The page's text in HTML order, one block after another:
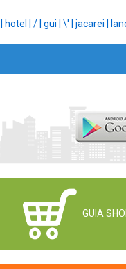
hotel | / | gui | \' | jacarei |
GUIA